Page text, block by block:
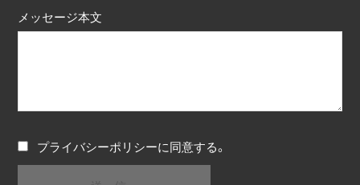
メッセージ本文
プライバシーポリシーに同意する。